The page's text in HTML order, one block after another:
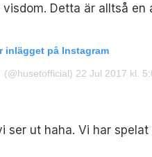
Detta är alltså
inlägget på Instagram
(@husetofficial) 22 Jul 2017 kl.
ser ut haha. Vi har